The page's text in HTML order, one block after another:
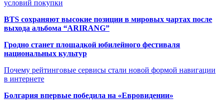
условий покупки
BTS сохраняют высокие позиции в мировых чартах после
выхода альбома “ARIRANG”
Гродно станет площадкой юбилейного фестиваля
национальных культур
Почему рейтинговые сервисы стали новой формой навигации
в интернете
Болгария впервые победила на «Евровидении»